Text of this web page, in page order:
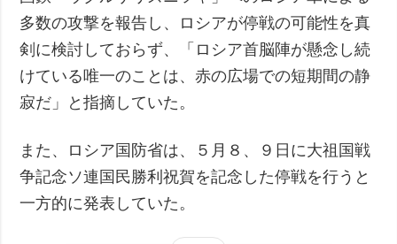
多数の攻撃を報告し、ロシアが停戦の可能性を真
剣に検討しておらず、「ロシア首脳陣が懸念し続
けている唯一のことは、赤の広場での短期間の静
寂だ」と指摘していた。
また、ロシア国防省は、５月８、９日に大祖国戦
争記念ソ連国民勝利祝賀を記念した停戦を行うと
一方的に発表していた。